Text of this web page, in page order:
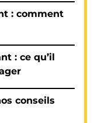
: comment
: ce qu’il
conseils